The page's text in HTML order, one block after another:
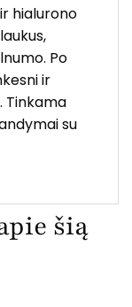
hialurono
Po
ir
Tinkama
su
šią